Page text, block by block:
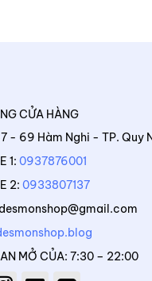
CỬA HÀNG
- 69 Hàm Nghi - TP. Quy
1: 0937876001
2: 0933807137
MỞ CỦA: 7:30 – 22:00